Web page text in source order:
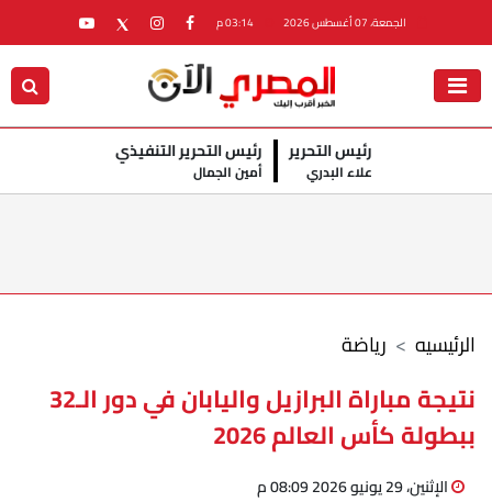
الجمعة، 07 أغسطس 2026 03:14 م
رئيس التحرير
علاء البدري
رئيس التحرير التنفيذي
أمين الجمال
رياضة الرئيسيه
نتيجة مباراة البرازيل واليابان في دور الـ32
ببطولة كأس العالم 2026
الإثنين، 29 يونيو 2026 08:09 م